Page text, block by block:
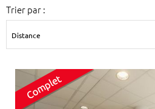
Surface min
Type de location
Trier par :